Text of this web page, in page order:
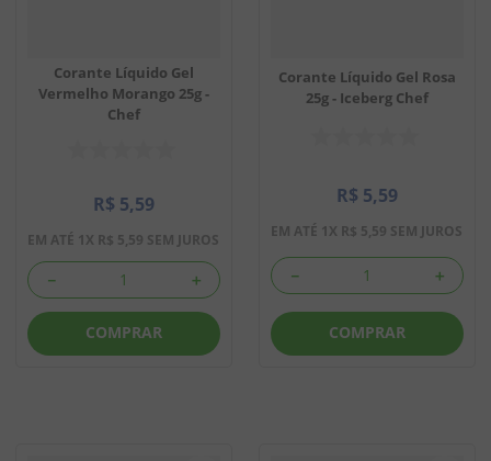
Corante Líquido Gel
Vermelho Morango 25g -
Chef
R$ 5,59
EM ATÉ 1X R$ 5,59 SEM JUROS
＋
－
COMPRAR
Corante Líquido Gel Rosa
25g - Iceberg Chef
R$ 5,59
EM ATÉ 1X R$ 5,59 SEM JUROS
＋
－
COMPRAR